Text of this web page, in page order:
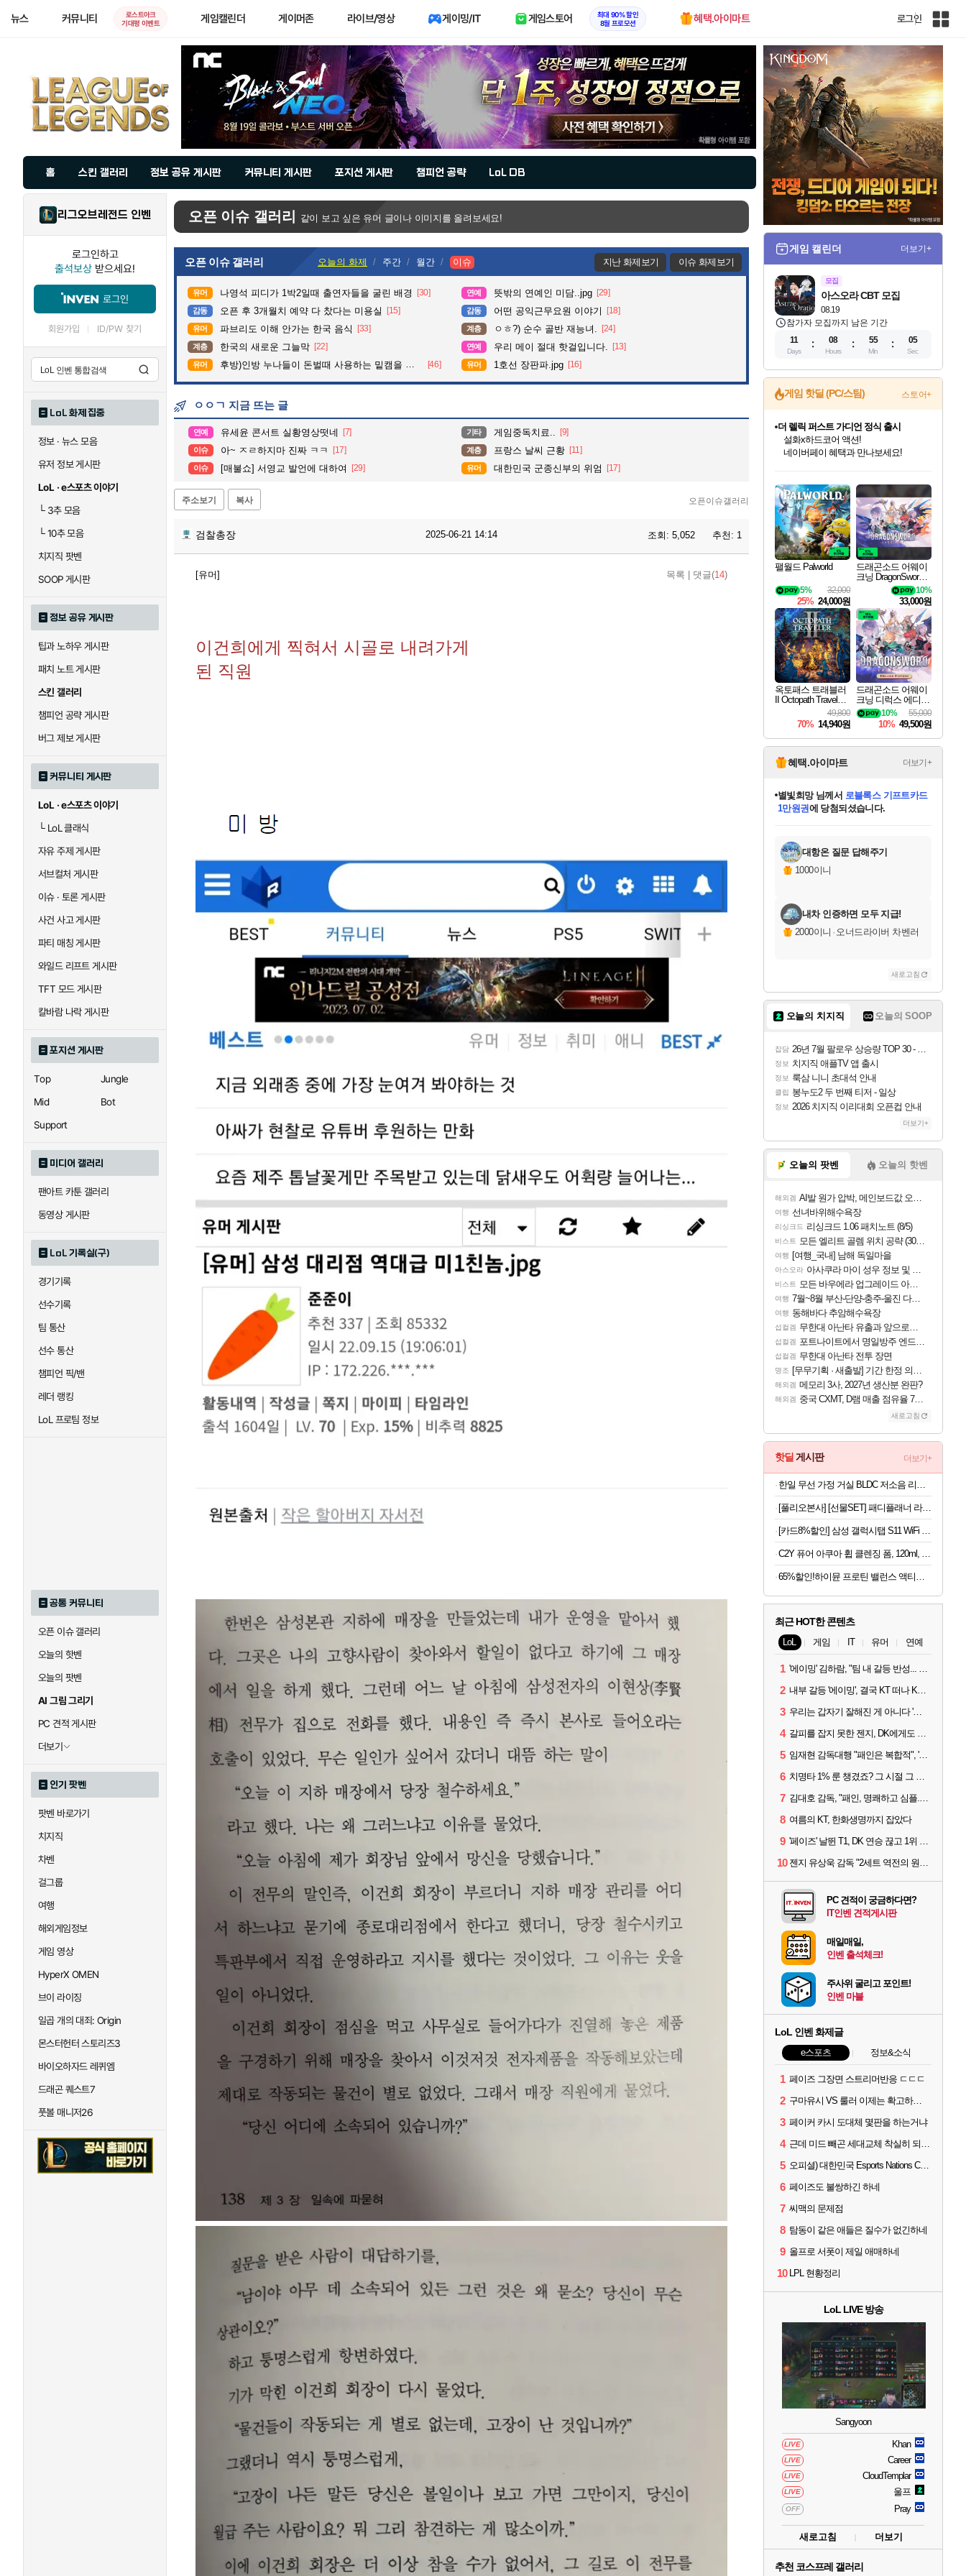
뉴스 커뮤니티
로스트아크
기대평 이벤트
게임캘린더 게이머존 라이브/영상 게이밍/IT 게임스토어
최대 90% 할인
8월 프로모션
혜택.아이마트 로그인
인
사
이
트
맵
홈 스킨 갤러리 정보 공유 게시판 커뮤니티 게시판 포지션 게시판 챔피언 공략 LoL DB
리그오브레전드 인벤
로그인하고
출석보상 받으세요!
로그인
회원가입 ID/PW 찾기
LoL 화제 집중
정보 · 뉴스 모음
유저 정보 게시판
LoL · e스포츠 이야기
└3추 모음
└10추 모음
치지직 팟벤
SOOP 게시판
정보 공유 게시판
팁과 노하우 게시판
패치 노트 게시판
스킨 갤러리
챔피언 공략 게시판
버그 제보 게시판
커뮤니티 게시판
LoL · e스포츠 이야기
└LoL 클래식
자유 주제 게시판
서브컬처 게시판
이슈 · 토론 게시판
사건 사고 게시판
파티 매칭 게시판
와일드 리프트 게시판
TFT 모드 게시판
칼바람 나락 게시판
포지션 게시판
Top
Jungle
Mid
Bot
Support
미디어 갤러리
팬아트 카툰 갤러리
동영상 게시판
LoL 기록실(구)
경기기록
선수기록
팀 통산
선수 통산
챔피언 픽/밴
레더 랭킹
LoL 프로팀 정보
공통 커뮤니티
오픈 이슈 갤러리
오늘의 핫벤
오늘의 팟벤
AI 그림 그리기
PC 견적 게시판
더보기
인기 팟벤
팟벤 바로가기
치지직
차벤
걸그룹
여행
해외게임정보
게임 영상
HyperX OMEN
브이 라이징
일곱 개의 대죄: Origin
몬스터헌터 스토리즈3
바이오하자드 레퀴엠
드래곤 퀘스트7
풋볼 매니저26
오픈 이슈 갤러리 같이 보고 싶은 유머 글이나 이미지를 올려보세요!
오픈 이슈 갤러리 오늘의 화제 주간 월간 이슈 지난 화제보기 이슈 화제보기
유머 나영석 피디가 1박2일때 출연자들을 굴린 배경 [30] 연예 뜻밖의 연예인 미담..jpg [29]
감동 오픈 후 3개월치 예약 다 찼다는 미용실 [15] 감동 어떤 공익근무요원 이야기 [18]
유머 파브리도 이해 안가는 한국 음식 [33] 계층 ㅇㅎ?) 순수 골반 재능녀. [24]
계층 한국의 새로운 그늘막 [22] 연예 우리 메이 절대 핫걸입니다. [13]
유머 후방)인방 누나들이 돈벌때 사용하는 밑캠을 알아보자 [46] 유머 1호선 장판파.jpg [16]
ㅇㅇㄱ 지금 뜨는 글
연예 유세윤 콘서트 실황영상떳네 [7] 기타 게임중독치료.. [9]
이슈 아~ ㅈㄹ하지마 진짜 ㅋㅋ [17] 계층 프랑스 날씨 근황 [11]
이슈 [매불쇼] 서영교 발언에 대하여 [29] 유머 대한민국 군종신부의 위엄 [17]
주소보기 복사 오픈이슈갤러리
검찰총장 2025-06-21 14:14 조회: 5,052 추천: 1
[유머] 목록 댓글(14)
이건희에게 찍혀서 시골로 내려가게
된 직원
게임 캘린더 더보기+
모집
08.19
아스오라 CBT 모집
참가자 모집까지 남은 기간
11
Days
08
Hours
55
Min
04
Sec
게임 핫딜 (PC/스팀) 스토어+
최대 90% 할인가를 만나보세요!
네이버혜택과 함께 만나보세요!
50%할인&추가 적립까지!
네이버 포인트 혜택까지!
이니&베니 혜택까지!
네이버 혜택가와 함께 예약하세요!
할인&네이버혜택으로 만나보세요!
더 렐릭 퍼스트 가디언 정식 출시
네이버페이 혜택과 만나보세요!
베데스다 40주년 기념 할인 중!
할인가에 만나보세요!
일부 에디션 상시 할인!
혜택으로 예약 판매 중
편안하게 충전하세요
팰월드 Palworld
32,000
5%
25% 24,000원
드래곤소드 어웨이
크닝 DragonSword A
10%
33,000원
옥토패스 트래블러
II Octopath Traveler I
49,800
70% 14,940원
드래곤소드 어웨이
크닝 디럭스 에디션
DragonSword Awake
ning Deluxe Edition
55,000
10%
10% 49,500원
혜택.아이마트 더보기+
교환.
당첨되셨습니다.
당첨되셨습니다.
당첨되셨습니다.
별빛희망님께서 로블록스 기프트카드
1만원권에 당첨되셨습니다.
당첨되셨습니다.
당첨되셨습니다.
당첨되셨습니다.
당첨되셨습니다.
에디션 (스팀코드)를 교환.
당첨되셨습니다.
대항온 질문 답해주기
1000이니
내차 인증하면 모두 지급!
2000이니 · 오너드라이버 차벤러
새로고침
오늘의 치지직 오늘의 SOOP
잡담 26년 7월 팔로우 상승량 TOP 30 - 월간 치지직
정보 치지직 애플TV 앱 출시
정보 룩삼 니니 초대석 안내
클립 봉누도2 두 번째 티저 - 일상
정보 2026 치지직 이리대회 오픈컵 안내
더보기+
오늘의 팟벤 오늘의 핫벤
해외겜 AI발 원가 압박, 메인보드값 오르나
여행 선녀바위해수욕장
리싱크드 리싱크드 1.06 패치노트 (8/5)
비스트 모든 엘리트 골렘 위치 공략 (30개) - 방랑 결투가
여행 [여행_국내] 남해 독일마을
아스오라 아사쿠라 마이 성우 정보 및 주요 필모
비스트 모든 바우에라 업그레이드 아이템 획득 위치 공략 (89개)
여행 7월~8월 부산-단양-충주-울진 다녀왔어요~
여행 동해바다 추암해수욕장
섭컬겜 무한대 아난타 유출과 앞으로의 예상 (루머)
섭컬겜 포트나이트에서 명일방주 엔드필드 [펠리카] 판매 예정
섭컬겜 무한대 아난타 전투 장면
명조 [무무기획 · 새출발] 기간 한정 의뢰 이벤트
해외겜 메모리 3사, 2027년 생산분 완판?
해외겜 중국 CXMT, D램 매출 점유율 7%…글로벌 4위로 부상
새로고침
핫딜 게시판 더보기+
[풀리오본사] [선물SET] 패디플래너 라이트 + 전용 파우치
65%할인!하이뮨 프로틴 밸런스 액티브 제로, 밀크쉐이크, 250ml, 18개
최근 HOT한 콘텐츠
LoL 게임 IT 유머 연예
1 '에이밍' 김하람, "팀 내 갈등 반성... 끝까지 뛰고 싶었다"
2 내부 갈등 '에이밍', 결국 KT 떠나 KRX로...'지우'와 트레이드
3 우리는 갑자기 잘해진 게 아니다 '씨맥' 김대호 감독의 자신감
4 갈피를 잡지 못한 젠지, DK에게도 0:2 패배
5 임재현 감독대행 "패인은 복합적", '도란' "팀에 과부하 왔다"
6 치명타 1% 룬 챙겼죠? 그 시절 그 감성 '롤 클래식' 30일 출시
7 김대호 감독, "패인, 명쾌하고 심플...다시 힘낼 수 있어"
8 여름의 KT, 한화생명까지 잡았다
9 '페이즈' 날뛴 T1, DK 연승 끊고 1위 지켜
10 젠지 유상욱 감독 "2세트 역전의 원인...너무 급했다"
PC 견적이 궁금하다면?
IT인벤 견적게시판
매일매일,
인벤 출석체크!
주사위 굴리고 포인트!
인벤 마블
LoL 인벤 화제글
e스포츠 정보&소식
1 페이즈 그장면 스트리머반응 ㄷㄷㄷ
2 구마유시 VS 룰러 이제는 확고하지 않음?
3 페이커 카시 도대체 몇판을 하는거냐
4 근데 미드 빼곤 세대교체 착실히 되고 있네
5 오피셜) 대한민국 Esports Nations Cup 2026 국가대표 명단 모두 확정
6 페이즈도 불쌍하긴 하네
7 씨맥의 문제점
8 탐동이 같은 애들은 질수가 없긴하네
9 올프로 서폿이 제일 애매하네
10 LPL 현황정리
LoL LIVE 방송
Sangyoon
LIVE Khan
LIVE Career
LIVE CloudTemplar
LIVE 울프
OFF Pray
새로고침 더보기
추천 코스프레 갤러리